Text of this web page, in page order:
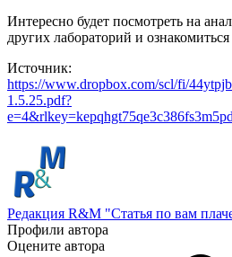
Интересно будет посмотреть на
других лабораторий и
Источник:
https://www.dropbox.com/scl/fi/
1.5.25.pdf?
Редакция R&M "Статья по вам
Профили автора
Оцените автора